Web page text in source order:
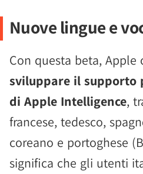
Nuove lingue e
Con questa beta, Apple
sviluppare il supporto
di Apple Intelligence,
francese, tedesco,
coreano e portoghese
significa che gli utenti